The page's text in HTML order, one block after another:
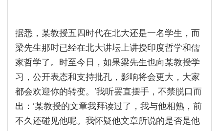
据悉，某教授五四时代在北大还是一名学生，而
梁先生那时已经在北大讲坛上讲授印度哲学和儒
家哲学了。时至今日，如果梁先生也向某教授学
习，公开表态和支持批孔，影响将会更大，大家
都会欢迎你的转变。’我听罢直摆手，不禁脱口而
出：‘某教授的文章我拜读过了，我与他相熟，前
不久还碰见他呢。我怀疑他文章所说的是否是他